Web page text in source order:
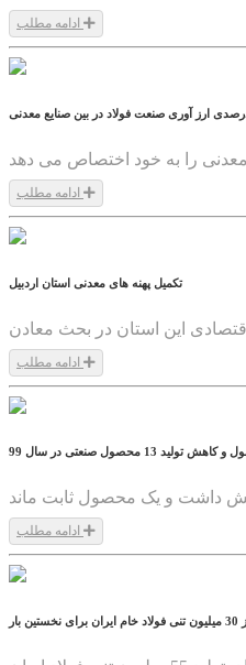
1399/05/13
1399/05/13
تکمیل پهنه های معدنی استان اردبیل
این استان در بحث معادن
1399/05/12
1399/05/12